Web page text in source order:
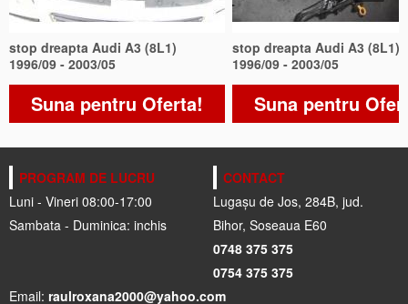
stop dreapta Audi A3 (8L1)
1996/09 - 2003/05
Suna pentru Oferta!
stop dreapta Audi A3 (8L1)
1996/09 - 2003/05
Suna pentru
PROGRAM DE LUCRU
Luni - Vineri 08:00-17:00
Sambata - Duminica: inchis
CONTACT
Lugașu de Jos, 284B, jud.
Bihor, Soseaua E60
0748 375 375
0754 375 375
Email: raulroxana2000@yahoo.com